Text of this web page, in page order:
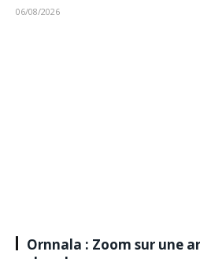
06/08/2026
Ornnala : Zoom sur une